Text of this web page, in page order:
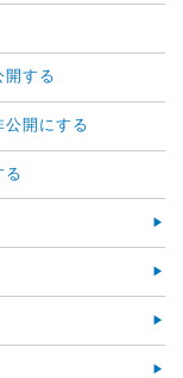
開する
公開にする
る